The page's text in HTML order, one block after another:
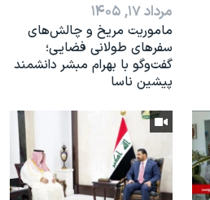
مرداد ۱۷, ۱۴۰۵
ماموریت مریخ و چالش‌های
سفرهای طولانی فضایی؛
گفت‌وگو با بهرام مبشر دانشمند
پیشین ناسا